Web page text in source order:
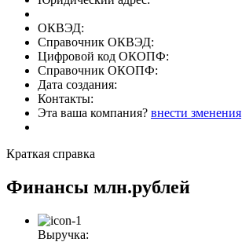
ОКВЭД:
Справочник ОКВЭД:
Цифровой код ОКОПФ:
Справочник ОКОПФ:
Дата создания:
Контакты:
Эта ваша компания? внести зменения
Краткая справка
Финансы млн.рублей
Выручка: